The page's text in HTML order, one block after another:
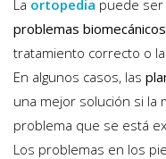
La ortopedia puede
problemas biomecánicos
tratamiento correcto o
En algunos casos, las
una mejor solución si la
problema que se está
Los problemas en los